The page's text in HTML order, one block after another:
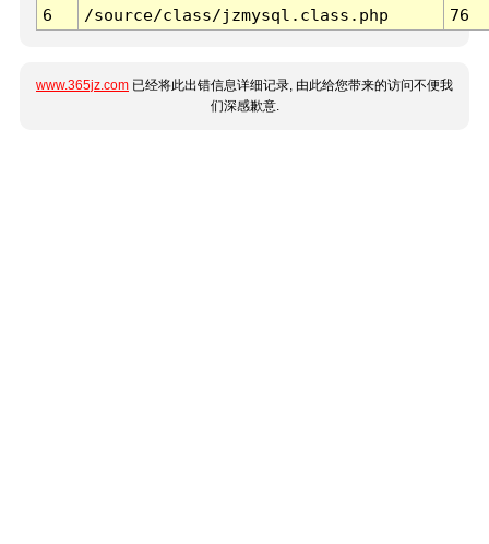
6
/source/class/jzmysql.class.php 76
www.365jz.com 已经将此出错信息详细记录, 由此给您带来的访问不便我
们深感歉意.